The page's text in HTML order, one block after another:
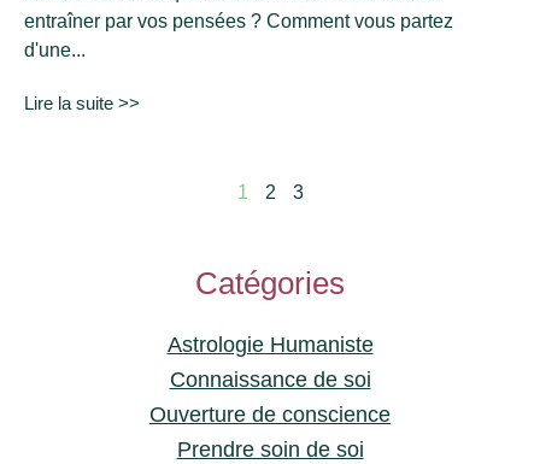
entraîner par vos pensées ? Comment vous partez
d'une...
Lire la suite >>
1 2 3
Catégories
Astrologie Humaniste
Connaissance de soi
Ouverture de conscience
Prendre soin de soi